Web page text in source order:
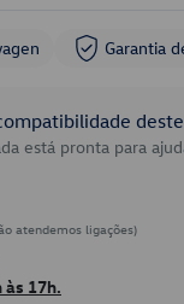
Garantia
está pronta para
atendemos ligações)
às 17h.